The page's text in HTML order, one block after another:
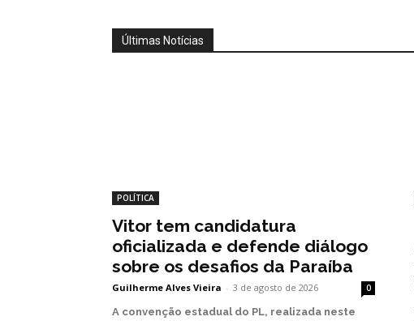
Últimas Notícias
POLÍTICA
Vitor tem candidatura
oficializada e defende diálogo
sobre os desafios da Paraíba
Guilherme Alves Vieira - 3 de agosto de 2026 0
A convenção estadual do PL, realizada neste